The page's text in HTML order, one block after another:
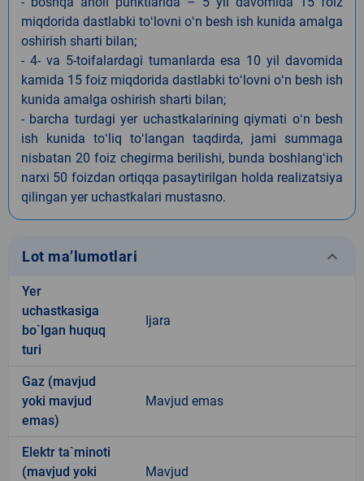
miqdorida dastlabki toʻlovni oʻn besh ish kunida amalga
oshirish sharti bilan;
- 4- va 5-toifalardagi tumanlarda esa 10 yil davomida
kamida 15 foiz miqdorida dastlabki toʻlovni oʻn besh ish
kunida amalga oshirish sharti bilan;
- barcha turdagi yer uchastkalarining qiymati oʻn besh
ish kunida toʻliq toʻlangan taqdirda, jami summaga
nisbatan 20 foiz chegirma berilishi, bunda boshlangʻich
narxi 50 foizdan ortiqqa pasaytirilgan holda realizatsiya
qilingan yer uchastkalari mustasno.
Lot ma’lumotlari keyboard_arrow_down
Yer
uchastkasiga
bo`lgan huquq
turi
Ijara
Gaz (mavjud
yoki mavjud
emas)
Mavjud emas
Elektr ta`minoti
(mavjud yoki
Mavjud